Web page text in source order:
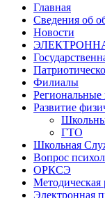
Главная
Сведения об
Новости
Филиалы
Региональные
Развитие
ГТО
Школьная
Вопрос
ОРКСЭ
Методическая
Электронная